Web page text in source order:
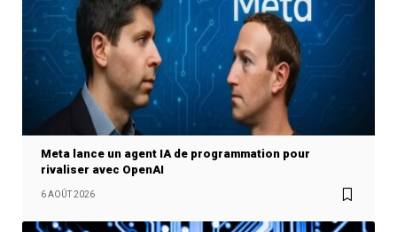
Meta lance un agent IA de programmation pour
rivaliser avec OpenAI
6 AOÛT 2026